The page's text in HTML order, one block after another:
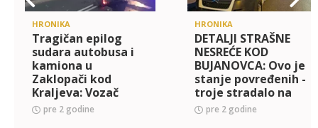
HRONIKA
Tragičan epilog
sudara autobusa i
kamiona u
Zaklopači kod
Kraljeva: Vozač
podlegao
povredama nakon
pre 2 godine
HRONIKA
DETALJI STRAŠNE
NESREĆE KOD
BUJANOVCA: Ovo je
stanje povređenih -
troje stradalo na
licu mesta
pre 2 godine